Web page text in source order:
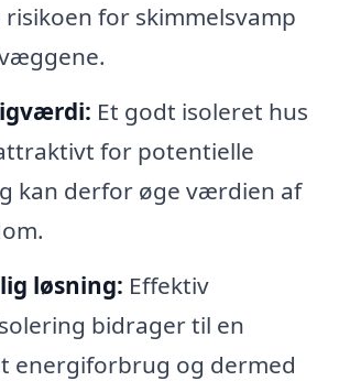
for skimmelsvamp
Et godt isoleret hus
for potentielle
kan derfor øge værdien af
løsning: Effektiv
bidrager til en
energiforbrug og dermed